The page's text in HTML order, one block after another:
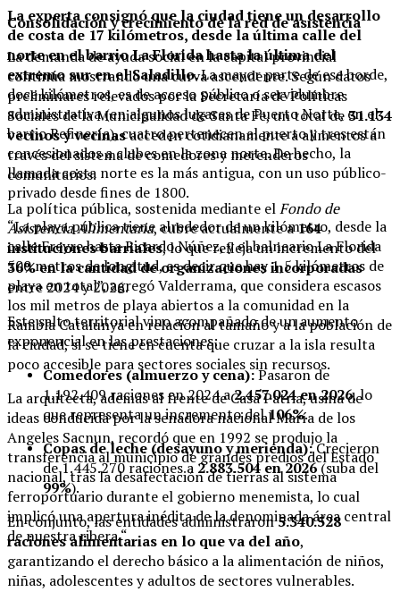
La experta consignó que la ciudad tiene un desarrollo
de costa de 17 kilómetros, desde la última calle del
norte en el barrio La Florida hasta la última del
extremo sur en el Saladillo.La mayor parte de ese borde,
doce kilómetros, es de acceso público o servidumbre
administrativa (en algunos lugares de Puerto Norte, en el
barrio Refinería), cuatro pertenecen al puerto y tres están
concesionados a clubes en la zona norte. De hecho, la
llamada costa norte es la más antigua, con un uso público-
privado desde fines de 1800.
“La playa pública tiene alrededor de un kilómetro, desde la
calle Freyre hasta Ricardo Núñez, y el balneario La Florida
500 metros de longitud, es decir que hay 1,5 kilómetros de
playa en total”, agregó Valderrama, que considera escasos
los mil metros de playa abiertos a la comunidad en la
Rambla Catalunya en relación al tamaño y a la población de
la ciudad, si se tiene en cuenta que cruzar a la isla resulta
poco accesible para sectores sociales sin recursos.
La arquitecta, además al frente de Casa Patria, usina de
ideas conducida por la senadora nacional María de los
Angeles Sacnun, recordó que en 1992 se produjo la
transferencia al municipio de grandes predios del Estado
nacional, tras la desafectación de tierras al sistema
ferroportuario durante el gobierno menemista, lo cual
implicó una apertura inédita de la denominada área central
de nuestra ribera.“
Consolidación y crecimiento de la red de asistencia
La demanda de ayuda social en la capital provincial
continúa mostrando una curva ascendente. Según datos
preliminares relevados por la Secretaría de Políticas
Sociales de la Municipalidad de Santa Fe, un total de31.134
vecinos y vecinasacceden cotidianamente a alimentos a
través del sistema de comedores y merenderos
comunitarios.
La política pública, sostenida mediante elFondo de
Asistencia Alimentaria, cubre actualmente a164
instituciones barriales, lo que refleja un incremento del
36% en la cantidad de organizaciones incorporadas
entre 2024 y 2026.
Este salto territorial vino acompañado de un aumento
exponencial en las prestaciones:
Comedores (almuerzo y cena):Pasaron de
1.192.409 raciones en 2024 a2.457.024 en 2026, lo
que representa un incremento del106%.
Copas de leche (desayuno y merienda):Crecieron
de 1.445.270 raciones a2.883.504 en 2026(suba del
99%).
En conjunto, las entidades administraron5.340.528
raciones alimentarias en lo que va del año,
garantizando el derecho básico a la alimentación de niños,
niñas, adolescentes y adultos de sectores vulnerables.